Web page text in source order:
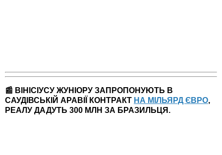
📰 ВІНІСІУСУ ЖУНІОРУ ЗАПРОПОНУЮТЬ В
САУДІВСЬКІЙ АРАВІЇ КОНТРАКТ НА МІЛЬЯРД ЄВРО,
РЕАЛУ ДАДУТЬ 300 МЛН ЗА БРАЗИЛЬЦЯ.